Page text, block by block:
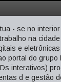
- se no
na
e
portal do
interativos)
d e gestão